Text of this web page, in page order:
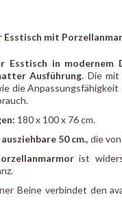
Esstisch mit
Esstisch in modernem
Ausführung. Die mit
die
180 x 100 x 76 cm.
ausziehbare 50 cm., die
ist
Beine verbindet den